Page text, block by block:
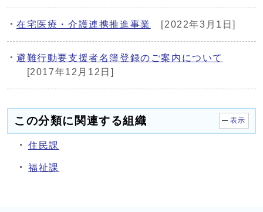
在宅医療・介護連携推進事業 [2022年3月1日]
避難行動要支援者名簿登録のご案内について
[2017年12月12日]
この分類に関連する組織 表示
住民課
福祉課